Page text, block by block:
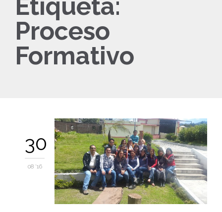
Etiqueta:
Proceso
Formativo
30
08 '16